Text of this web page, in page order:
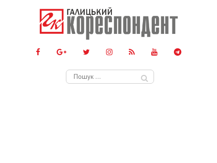
Пошук: